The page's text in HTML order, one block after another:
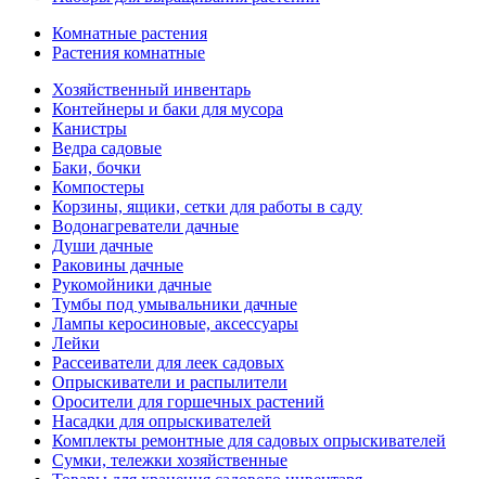
Комнатные растения
Растения комнатные
Хозяйственный инвентарь
Контейнеры и баки для мусора
Канистры
Ведра садовые
Баки, бочки
Компостеры
Корзины, ящики, сетки для работы в саду
Водонагреватели дачные
Души дачные
Раковины дачные
Рукомойники дачные
Тумбы под умывальники дачные
Лампы керосиновые, аксессуары
Лейки
Рассеиватели для леек садовых
Опрыскиватели и распылители
Оросители для горшечных растений
Насадки для опрыскивателей
Комплекты ремонтные для садовых опрыскивателей
Сумки, тележки хозяйственные